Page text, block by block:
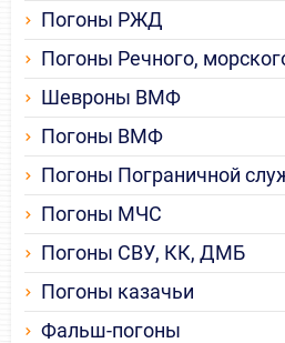
Погоны РЖД
Погоны Речного,
Шевроны ВМФ
Погоны ВМФ
Погоны Пограничной
Погоны МЧС
Погоны СВУ, КК, ДМБ
Погоны казачьи
Фальш-погоны